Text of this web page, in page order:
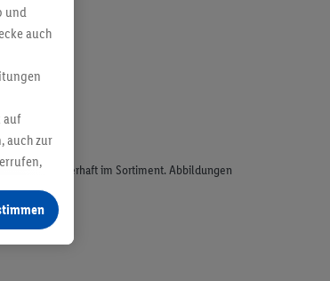
alle dauerhaft im Sortiment. Abbildungen
und
auch
auf
auch zur